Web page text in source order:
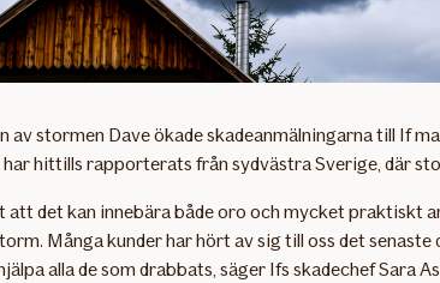
av stormen Dave ökade skadeanmälningarna till If
hittills rapporterats från sydvästra Sverige, där
att det kan innebära både oro och mycket praktiskt
Många kunder har hört av sig till oss det
alla de som drabbats, säger Ifs skadechef Sara